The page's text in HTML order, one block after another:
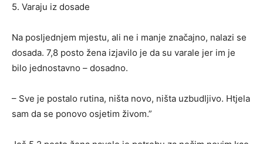
5. Varaju iz dosade
Na posljednjem mjestu, ali ne i manje značajno, nalazi se
dosada. 7,8 posto žena izjavilo je da su varale jer im je
bilo jednostavno – dosadno.
– Sve je postalo rutina, ništa novo, ništa uzbudljivo. Htjela
sam da se ponovo osjetim živom.”